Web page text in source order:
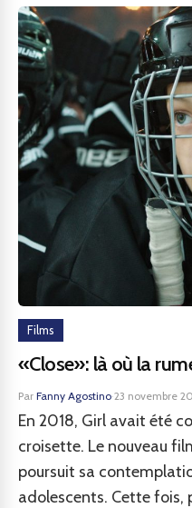
Films
«Close»: là où la
Par Fanny Agostino·23 novembre
En 2018, Girl avait été
croisette. Le nouveau
poursuit sa
adolescents. Cette fois,